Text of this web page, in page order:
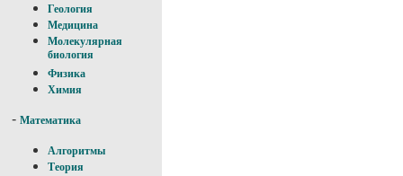
Геология
Медицина
Молекулярная
биология
Физика
Химия
- Математика
Алгоритмы
Теория